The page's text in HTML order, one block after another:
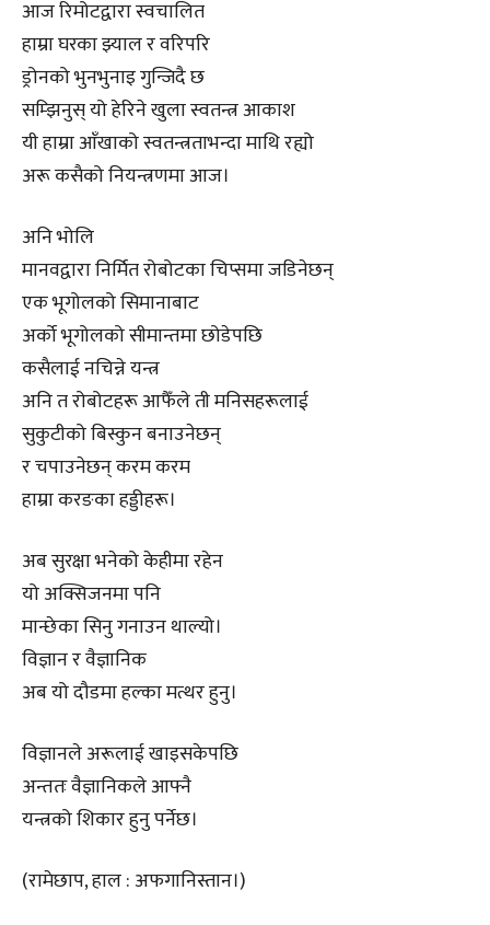
आज रिमोटद्वारा स्वचालित
हाम्रा घरका झ्याल र वरिपरि
ड्रोनको भुनभुनाइ गुन्जिदै छ
सम्झिनुस् यो हेरिने खुला स्वतन्त्र आकाश
यी हाम्रा आँखाको स्वतन्त्रताभन्दा माथि रह्यो
अरू कसैको नियन्त्रणमा आज।
अनि भोलि
मानवद्वारा निर्मित रोबोटका चिप्समा जडिनेछन्
एक भूगोलको सिमानाबाट
अर्को भूगोलको सीमान्तमा छोडेपछि
कसैलाई नचिन्ने यन्त्र
अनि त रोबोटहरू आफैँले ती मनिसहरूलाई
सुकुटीको बिस्कुन बनाउनेछन्
र चपाउनेछन् करम करम
हाम्रा करङका हड्डीहरू।
अब सुरक्षा भनेको केहीमा रहेन
यो अक्सिजनमा पनि
मान्छेका सिनु गनाउन थाल्यो।
विज्ञान र वैज्ञानिक
अब यो दौडमा हल्का मत्थर हुनु।
विज्ञानले अरूलाई खाइसकेपछि
अन्ततः वैज्ञानिकले आफ्नै
यन्त्रको शिकार हुनु पर्नेछ।
(रामेछाप, हाल : अफगानिस्तान।)